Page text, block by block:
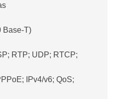
Base-T)
RTP; UDP; RTCP;
IPv4/v6; QoS;